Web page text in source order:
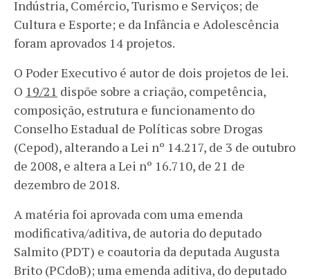
Indústria, Comércio, Turismo e Serviços; de
Cultura e Esporte; e da Infância e Adolescência
foram aprovados 14 projetos.
O Poder Executivo é autor de dois projetos de lei.
O 19/21 dispõe sobre a criação, competência,
composição, estrutura e funcionamento do
Conselho Estadual de Políticas sobre Drogas
(Cepod), alterando a Lei nº 14.217, de 3 de outubro
de 2008, e altera a Lei nº 16.710, de 21 de
dezembro de 2018.
A matéria foi aprovada com uma emenda
modificativa/aditiva, de autoria do deputado
Salmito (PDT) e coautoria da deputada Augusta
Brito (PCdoB); uma emenda aditiva, do deputado